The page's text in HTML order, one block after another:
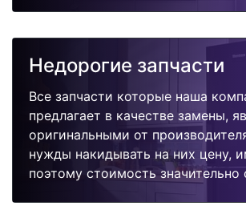
Недорогие запчасти
Все запчасти которые наша
предлагает в качестве замены,
оригинальными от
нужды накидывать на них цену,
поэтому стоимость значительно